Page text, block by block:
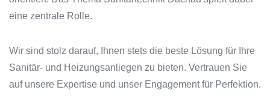
eine zentrale Rolle.
Wir sind stolz darauf, Ihnen stets die beste Lösung für Ihre
Sanitär- und Heizungsanliegen zu bieten. Vertrauen Sie
auf unsere Expertise und unser Engagement für Perfektion.